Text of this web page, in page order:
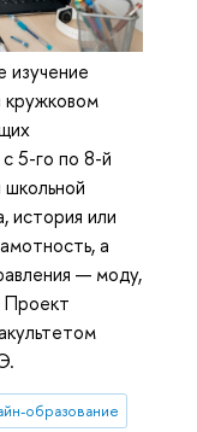
изучение
кружковом
5-го по 8-й
история или
а
— моду,
Проект
образование